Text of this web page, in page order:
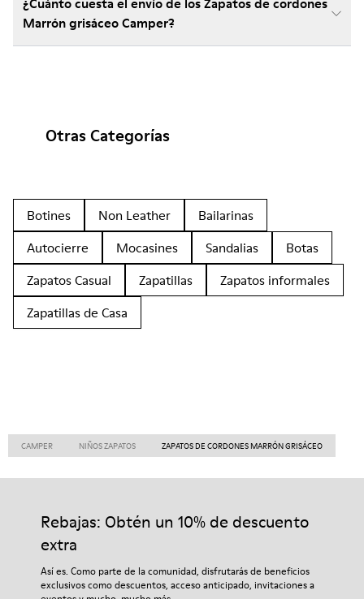
Marrón grisáceo Camper?
Otras Categorías
Botines Non Leather
Bailarinas
Autocierre
Mocasines Sandalias
Botas
Zapatos Casual
Zapatillas
Zapatos informales
Zapatillas de Casa
CAMPER NIÑOS ZAPATOS ZAPATOS DE CORDONES MARRÓN GRISÁCEO
Rebajas: Obtén un 10% de descuento
extra
Así es. Como parte de la comunidad, disfrutarás de beneficios
exclusivos como descuentos, acceso anticipado, invitaciones a